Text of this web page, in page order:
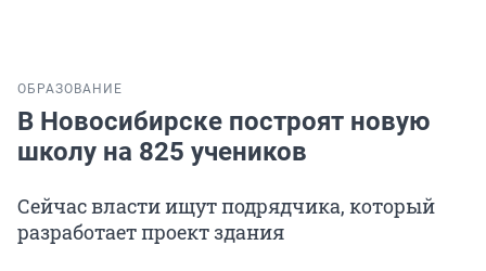
ОБРАЗОВАНИЕ
В Новосибирске построят новую
школу на 825 учеников
Сейчас власти ищут подрядчика, который
разработает проект здания